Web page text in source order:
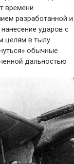
времени
разработанной и
ударов с
целям в тылу
обычные
дальностью